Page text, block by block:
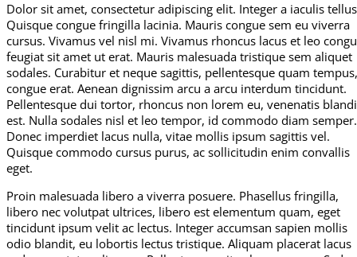
Dolor sit amet, consectetur adipiscing elit. Integer a iaculis
Quisque congue fringilla lacinia. Mauris congue sem eu viverra
cursus. Vivamus vel nisl mi. Vivamus rhoncus lacus et leo
feugiat sit amet ut erat. Mauris malesuada tristique sem aliquet
sodales. Curabitur et neque sagittis, pellentesque quam tempus,
congue erat. Aenean dignissim arcu a arcu interdum tincidunt.
Pellentesque dui tortor, rhoncus non lorem eu, venenatis
est. Nulla sodales nisl et leo tempor, id commodo diam semper.
Donec imperdiet lacus nulla, vitae mollis ipsum sagittis vel.
Quisque commodo cursus purus, ac sollicitudin enim convallis
eget.
Proin malesuada libero a viverra posuere. Phasellus fringilla,
libero nec volutpat ultrices, libero est elementum quam, eget
tincidunt ipsum velit ac lectus. Integer accumsan sapien mollis
odio blandit, eu lobortis lectus tristique. Aliquam placerat lacus